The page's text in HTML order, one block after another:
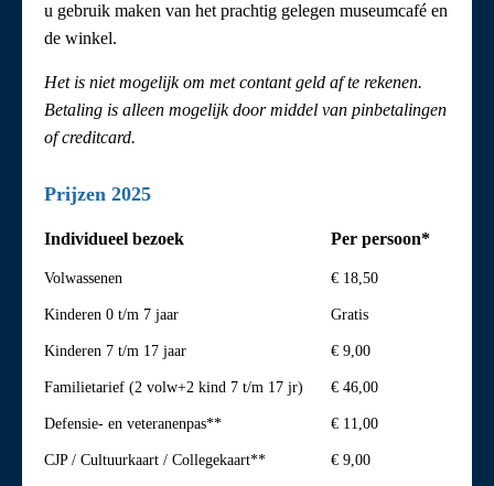
u gebruik maken van het prachtig gelegen museumcafé en
de winkel.
Het is niet mogelijk om met contant geld af te rekenen.
Betaling is alleen mogelijk door middel van pinbetalingen
of creditcard.
Prijzen 2025
Individueel bezoek Per persoon*
Volwassenen € 18,50
Kinderen 0 t/m 7 jaar Gratis
Kinderen 7 t/m 17 jaar € 9,00
Familietarief (2 volw+2 kind 7 t/m 17 jr) € 46,00
Defensie- en veteranenpas** € 11,00
CJP / Cultuurkaart / Collegekaart** € 9,00